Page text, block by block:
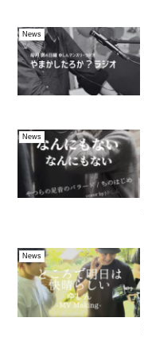
News
News
News